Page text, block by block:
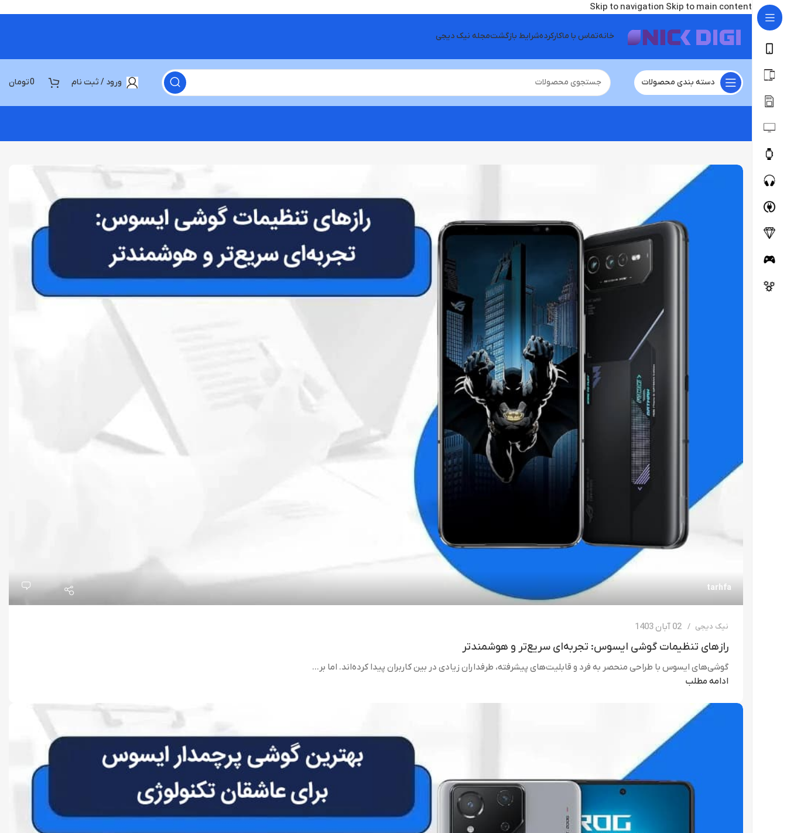
Skip to navigation Skip to main content
خانهتماس با ماکارکردهشرایط بازگشتمجله نیک دیجی
دسته بندی محصولات ورود / ثبت نام 0تومان
tarhfa
نیک دیجی 02 آبان 1403
رازهای تنظیمات گوشی ایسوس: تجربه‌ای سریع‌تر و هوشمندتر
گوشی‌های ایسوس با طراحی منحصر به فرد و قابلیت‌های پیشرفته، طرفداران زیادی در بین کاربران پیدا کرده‌اند. اما بر...
ادامه مطلب